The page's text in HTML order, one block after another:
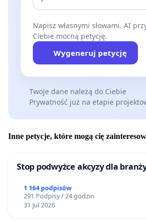
Napisz własnymi słowami. AI
Ciebie mocną petycję.
Wygeneruj petycję
Twoje dane należą do Ciebie
Prywatność już na etapie
Inne petycje, które mogą cię
Stop podwyżce akcyzy dla
1 164 podpisów
291 Podpisy / 24 godzin
31 Jul 2026